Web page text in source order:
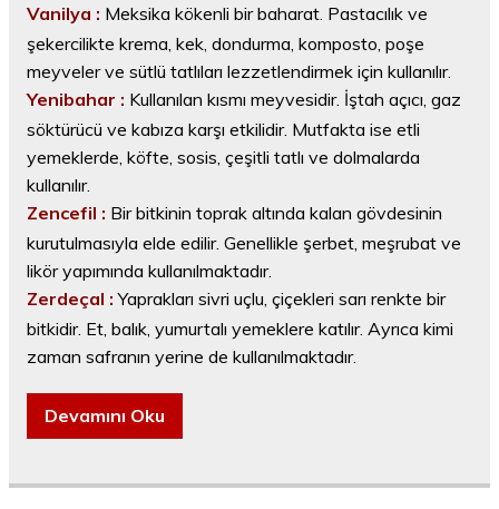
Vanilya : Meksika kökenli bir baharat. Pastacılık ve
şekercilikte krema, kek, dondurma, komposto, poşe
meyveler ve sütlü tatlıları lezzetlendirmek için kullanılır.
Yenibahar : Kullanılan kısmı meyvesidir. İştah açıcı, gaz
söktürücü ve kabıza karşı etkilidir. Mutfakta ise etli
yemeklerde, köfte, sosis, çeşitli tatlı ve dolmalarda
kullanılır.
Zencefil : Bir bitkinin toprak altında kalan gövdesinin
kurutulmasıyla elde edilir. Genellikle şerbet, meşrubat ve
likör yapımında kullanılmaktadır.
Zerdeçal : Yaprakları sivri uçlu, çiçekleri sarı renkte bir
bitkidir. Et, balık, yumurtalı yemeklere katılır. Ayrıca kimi
zaman safranın yerine de kullanılmaktadır.
Devamını Oku